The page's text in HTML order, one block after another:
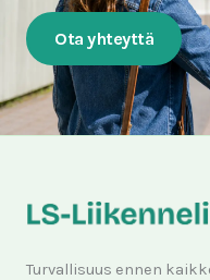
Ota yhteyttä
Turvallisuus ennen